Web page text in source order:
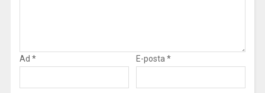
Ad * E-posta *